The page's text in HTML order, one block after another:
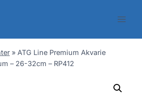
» ATG Line Premium Akvarie
– 26-32cm – RP412